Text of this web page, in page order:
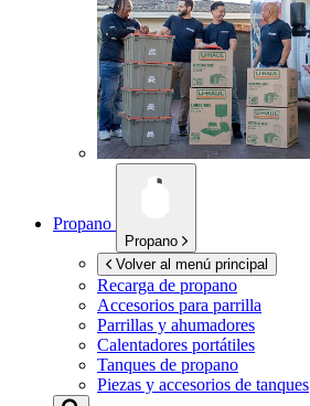
Propano
Propano
Volver al menú principal
Recarga de propano
Accesorios para parrilla
Parrillas y ahumadores
Calentadores portátiles
Tanques de propano
Piezas y accesorios de tanques